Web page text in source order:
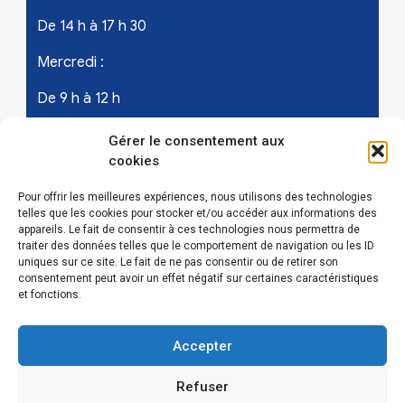
Gérer le consentement aux
cookies
Pour offrir les meilleures expériences, nous utilisons des technologies
telles que les cookies pour stocker et/ou accéder aux informations des
appareils. Le fait de consentir à ces technologies nous permettra de
traiter des données telles que le comportement de navigation ou les ID
uniques sur ce site. Le fait de ne pas consentir ou de retirer son
consentement peut avoir un effet négatif sur certaines caractéristiques
et fonctions.
Accepter
Refuser
De 14 h à 17 h 30
Mercredi :
De 9 h à 12 h
Samedi - les 1er et 3ème de chaque mois :
De 9 h à 12 h
LIENS UTILES
Mentions légales
Politique de confidentialité
Politique de cookies (EU)